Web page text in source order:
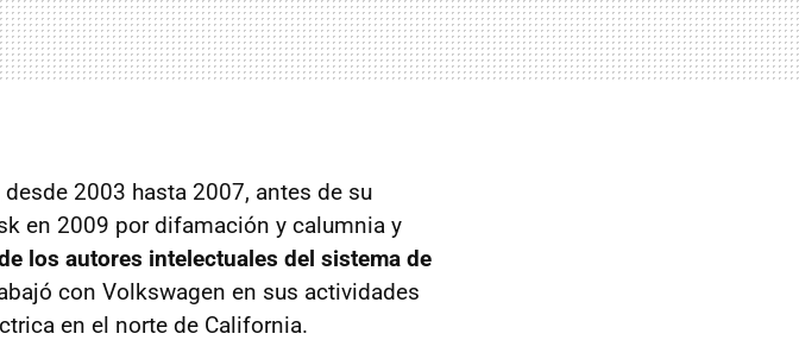
desde 2003 hasta 2007, antes de su
en 2009 por difamación y calumnia y
los autores intelectuales del sistema de
con Volkswagen en sus actividades
en el norte de California.